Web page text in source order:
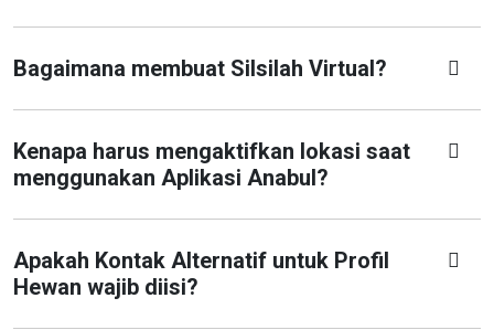
Bagaimana membuat Silsilah Virtual?
Kenapa harus mengaktifkan lokasi saat
menggunakan Aplikasi Anabul?
Apakah Kontak Alternatif untuk Profil
Hewan wajib diisi?